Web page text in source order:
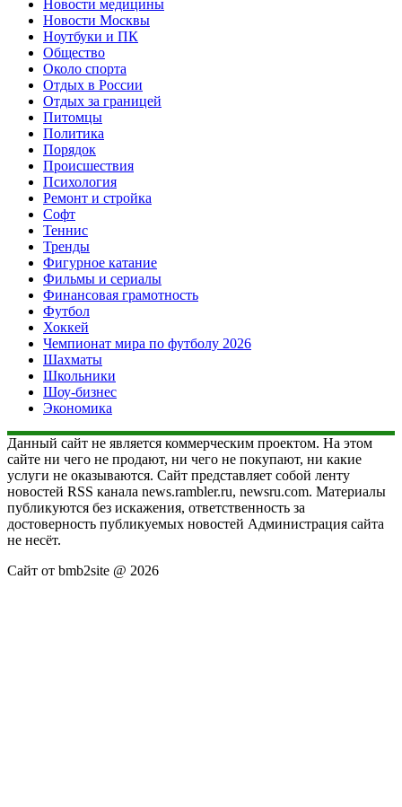
Новости медицины
Новости Москвы
Ноутбуки и ПК
Общество
Около спорта
Отдых в России
Отдых за границей
Питомцы
Политика
Порядок
Происшествия
Психология
Ремонт и стройка
Софт
Теннис
Тренды
Фигурное катание
Фильмы и сериалы
Финансовая грамотность
Футбол
Хоккей
Чемпионат мира по футболу 2026
Шахматы
Школьники
Шоу-бизнес
Экономика
Данный сайт не является коммерческим проектом. На этом
сайте ни чего не продают, ни чего не покупают, ни какие
услуги не оказываются. Сайт представляет собой ленту
новостей RSS канала news.rambler.ru, newsru.com. Материалы
публикуются без искажения, ответственность за
достоверность публикуемых новостей Администрация сайта
не несёт.
Сайт от bmb2site @ 2026